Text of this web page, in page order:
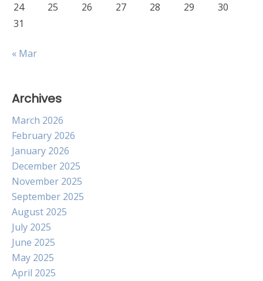
24
25 26 27 28 29
30
31
« Mar
Archives
March 2026
February 2026
January 2026
December 2025
November 2025
September 2025
August 2025
July 2025
June 2025
May 2025
April 2025